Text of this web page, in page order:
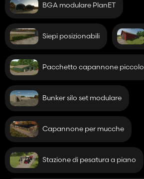
BGA modulare PlanET
Siepi posizionabili
Pacchetto capannone piccolo
Bunker silo set modulare
Capannone per mucche
Stazione di pesatura a piano